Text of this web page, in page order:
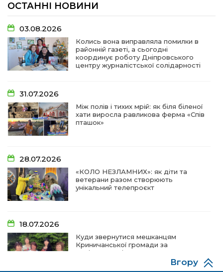
ОСТАННІ НОВИНИ
03.08.2026
Колись вона виправляла помилки в
районній газеті, а сьогодні
координує роботу Дніпровського
центру журналістської солідарності
31.07.2026
Між полів і тихих мрій: як біля біленої
хати виросла равликова ферма «Спів
пташок»
28.07.2026
«КОЛО НЕЗЛАМНИХ»: як діти та
ветерани разом створюють
унікальний телепроєкт
18.07.2026
Куди звернутися мешканцям
Криничанської громади за
соціальною підтримкою
Вгору